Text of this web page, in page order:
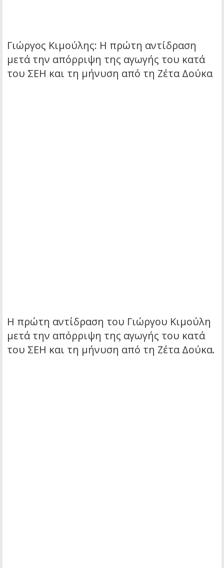
Γιώργος Κιμούλης: Η πρώτη αντίδραση
μετά την απόρριψη της αγωγής του κατά
του ΣΕΗ και τη μήνυση από τη Ζέτα Δούκα
Η πρώτη αντίδραση του Γιώργου Κιμούλη
μετά την απόρριψη της αγωγής του κατά
του ΣΕΗ και τη μήνυση από τη Ζέτα Δούκα.